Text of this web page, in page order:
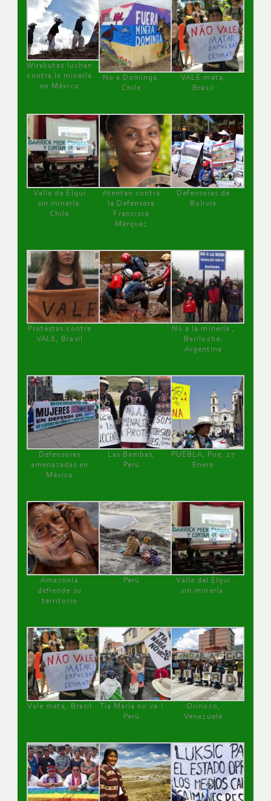
Wirakutas luchan
contra la minería
en México
No a Dominga,
Chile
VALE mata,
Brasil
Valle de Elqui
sin minería.
Chile
Atentan contra
la Defensora
Francisca
Márquez
Defensoras de
Bolivia
Protestas contra
VALE, Brasil
No a la minería ,
Bariloche,
Argentina
Defensoras
amenazadas en
México
Las Bambas,
Perú
PUEBLA, Pue, 27
Enero
Amazonía
defiende su
territorio
Perú
Valle del Elqui
sin minería.
Vale mata, Brasil
Tía María no va !
Perú
Orinoco,
Venezuela